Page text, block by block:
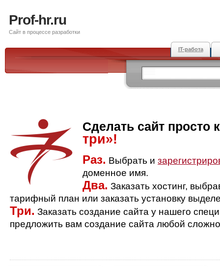
Prof-hr.ru
Сайт в процессе разработки
IT-работа
Сделать сайт просто
три»!
Раз. Выбрать и
доменное имя.
Два. Заказать хостинг,
тарифный план или заказать установку
Три. Заказать создание сайта у нашего
предложить вам создание сайта любой